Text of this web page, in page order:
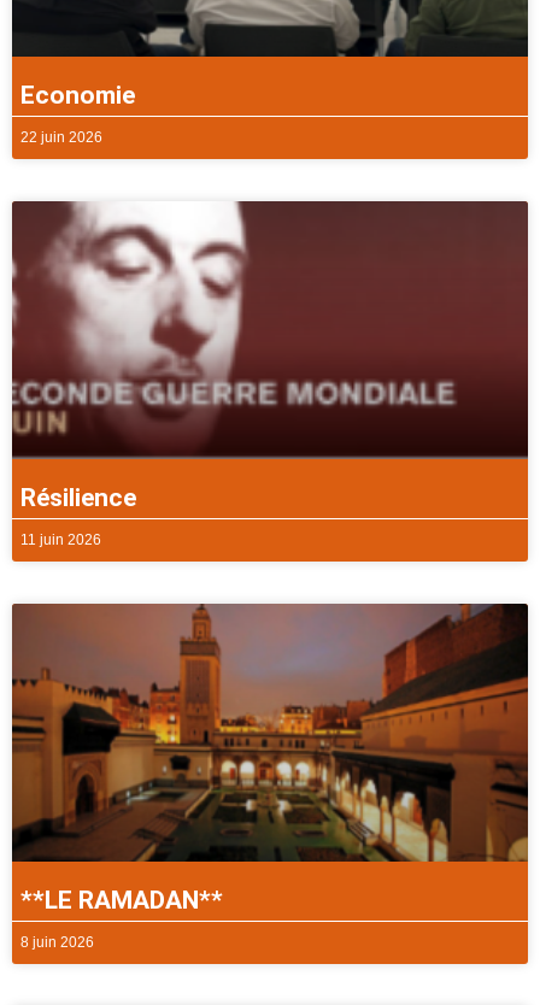
Economie
22 juin 2026
Résilience
11 juin 2026
**LE RAMADAN**
8 juin 2026